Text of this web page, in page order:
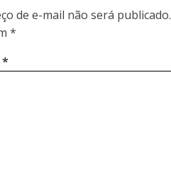
de e-mail não será publicado.
*
*